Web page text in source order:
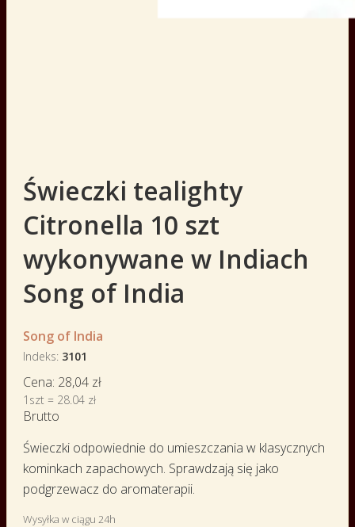
Świeczki tealighty
Citronella 10 szt
wykonywane w Indiach
Song of India
Song of India
Indeks 3101
Cena: 28,04 zł
1szt = 28.04 zł
Brutto
Świeczki odpowiednie do umieszczania w klasycznych
kominkach zapachowych. Sprawdzają się jako
podgrzewacz do aromaterapii.
Wysyłka w ciągu 24h